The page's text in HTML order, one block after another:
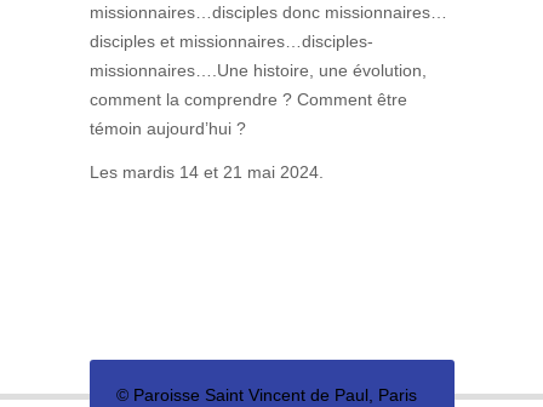
missionnaires…disciples donc missionnaires…
disciples et missionnaires…disciples-
missionnaires….Une histoire, une évolution,
comment la comprendre ? Comment être
témoin aujourd’hui ?
Les mardis 14 et 21 mai 2024.
© Paroisse Saint Vincent de Paul, Paris